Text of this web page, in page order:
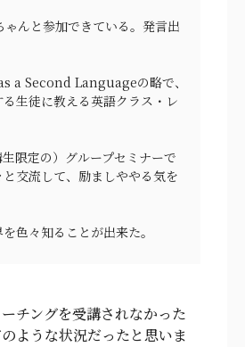
ゃんと参加できている。発言出
a Second Languageの略で、
生徒に教える英語クラス・レ
生限定の）グループセミナーで
交流して、励ましややる気を
色々知ることが出来た。
チングを受講されなかった
ような状況だったと思いま